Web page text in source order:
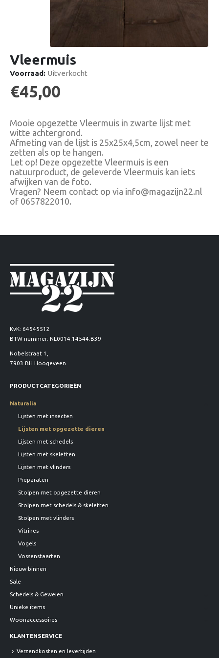
Vleermuis
Voorraad: Uitverkocht
€45,00
Mooie opgezette Vleermuis in zwarte lijst met
witte achtergrond.
Afmeting van de lijst is 25x25x4,5cm, zowel neer te
zetten als op te hangen.
Let op! Deze opgezette Vleermuis is een
natuurproduct, de geleverde Vleermuis kan iets
afwijken van de foto.
Vragen? Neem contact op via info@magazijn22.nl
of 0657822010.
KvK: 64545512
BTW nummer: NL0014.14544.B39
Nobelstraat 1,
7903 BH Hoogeveen
PRODUCTCATEGORIEËN
Naturalia
Lijsten met insecten
Lijsten met opgezette dieren
Lijsten met schedels
Lijsten met skeletten
Lijsten met vlinders
Preparaten
Stolpen met opgezette dieren
Stolpen met schedels & skeletten
Stolpen met vlinders
Vitrines
Vogels
Vossenstaarten
Nieuw binnen
Sale
Schedels & Geweien
Unieke items
Woonaccessoires
KLANTENSERVICE
Verzendkosten en levertijden